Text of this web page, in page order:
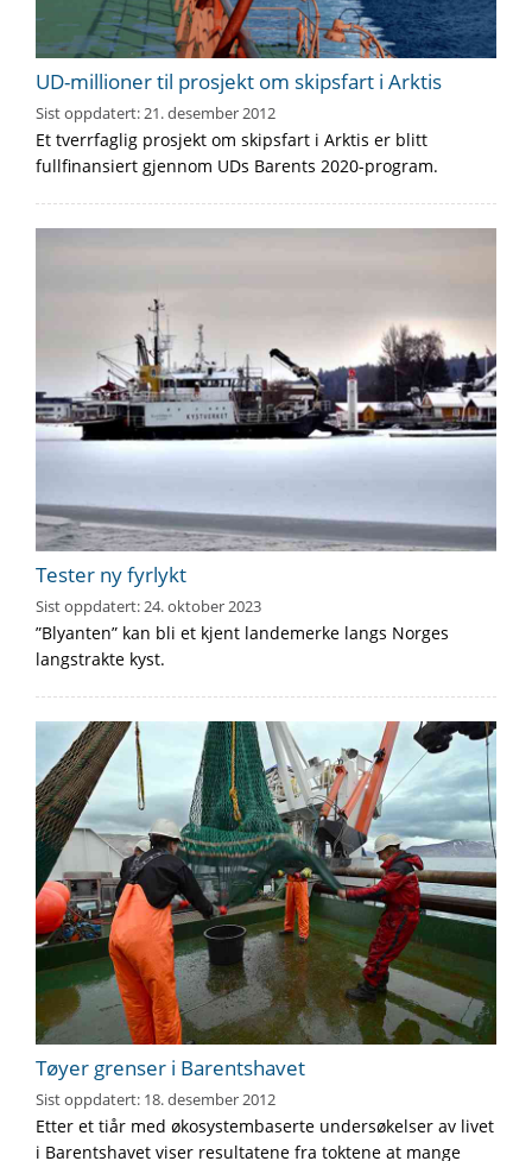
UD-millioner til prosjekt om skipsfart i Arktis
Sist oppdatert:21. desember 2012
Et tverrfaglig prosjekt om skipsfart i Arktis er blitt
fullfinansiert gjennom UDs Barents 2020-program.
Tester ny fyrlykt
Sist oppdatert:24. oktober 2023
”Blyanten” kan bli et kjent landemerke langs Norges
langstrakte kyst.
Tøyer grenser i Barentshavet
Sist oppdatert: 18. desember 2012
Etter et tiår med økosystembaserte undersøkelser av livet
i Barentshavet viser resultatene fra toktene at mange